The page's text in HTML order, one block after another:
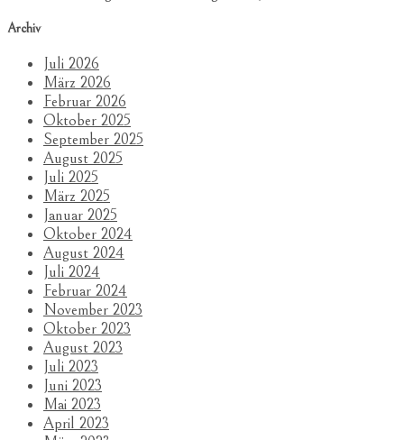
Archiv
Juli 2026
März 2026
Februar 2026
Oktober 2025
September 2025
August 2025
Juli 2025
März 2025
Januar 2025
Oktober 2024
August 2024
Juli 2024
Februar 2024
November 2023
Oktober 2023
August 2023
Juli 2023
Juni 2023
Mai 2023
April 2023